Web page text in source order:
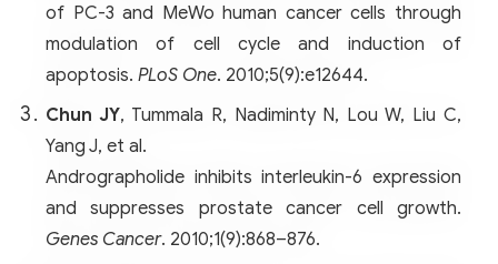
of PC-3 and MeWo human cancer cells through
modulation of cell cycle and induction of
apoptosis. PLoS One. 2010;5(9):e12644.
Chun JY, Tummala R, Nadiminty N, Lou W, Liu C,
Yang J, et al.
Andrographolide inhibits interleukin-6 expression
and suppresses prostate cancer cell growth.
Genes Cancer. 2010;1(9):868–876.